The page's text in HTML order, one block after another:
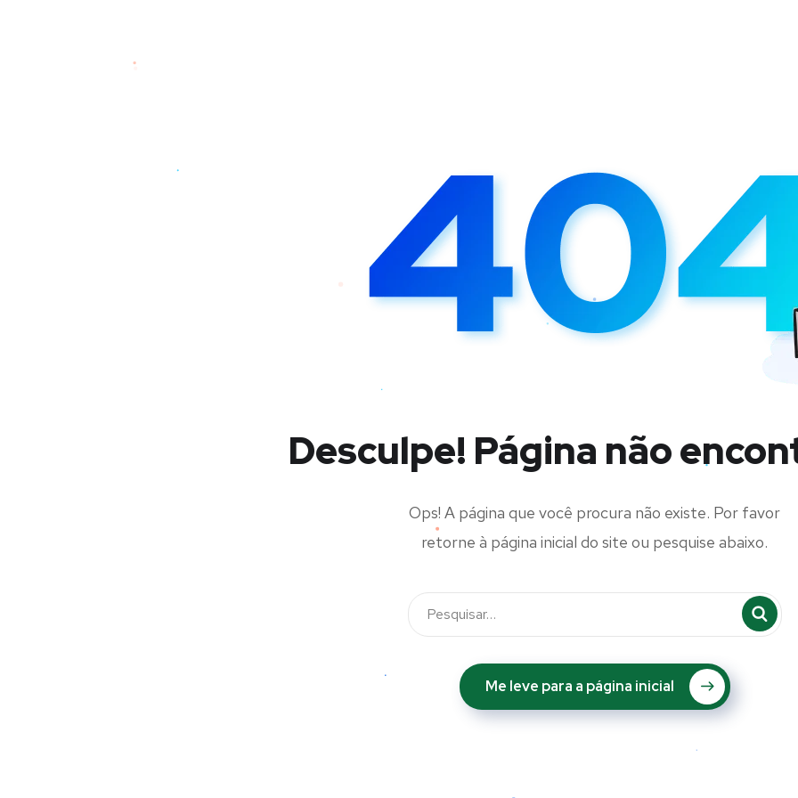
Desculpe! Página não
Ops! A página que você procura não existe. Por favor
retorne à página inicial do site ou pesquise abaixo.
Me leve para a página inicial